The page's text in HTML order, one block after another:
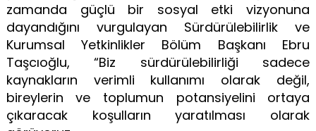
zamanda güçlü bir sosyal etki vizyonuna
dayandığını vurgulayan Sürdürülebilirlik ve
Kurumsal Yetkinlikler Bölüm Başkanı Ebru
Taşcıoğlu, “Biz sürdürülebilirliği sadece
kaynakların verimli kullanımı olarak değil,
bireylerin ve toplumun potansiyelini ortaya
çıkaracak koşulların yaratılması olarak